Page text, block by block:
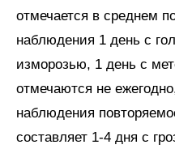
отмечается в среднем
наблюдения 1 день с
изморозью, 1 день с
отмечаются не
наблюдения
составляет 1-4 дня с